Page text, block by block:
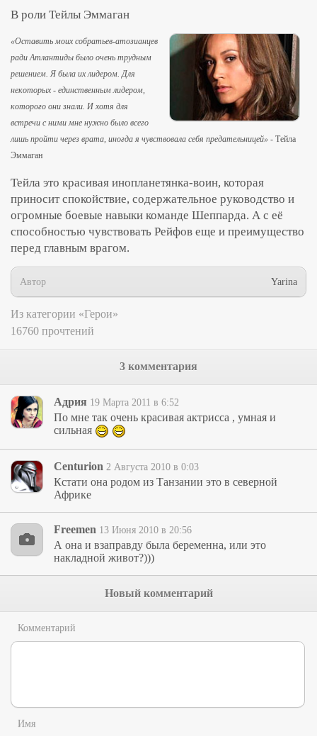
В роли Тейлы Эммаган
«Оставить моих собратьев-атозианцев
ради Атлантиды было очень трудным
решением. Я была их лидером. Для
некоторых - единственным лидером,
которого они знали. И хотя для
встречи с ними мне нужно было всего
лишь пройти через врата, иногда я чувствовала себя предательницей» - Тейла
Эммаган
Тейла это красивая инопланетянка-воин, которая
приносит спокойствие, содержательное руководство и
огромные боевые навыки команде Шеппарда. А с её
способностью чувствовать Рейфов еще и преимущество
перед главным врагом.
Автор Yarina
Из категории «Герои»
16760 прочтений
3 комментария
Адрия 19 Марта 2011 в 6:52
По мне так очень красивая актрисса , умная и
сильная
Centurion 2 Августа 2010 в 0:03
Кстати она родом из Танзании это в северной
Африке
Freemen 13 Июня 2010 в 20:56
А она и взаправду была беременна, или это
накладной живот?)))
Новый комментарий
Комментарий
Имя